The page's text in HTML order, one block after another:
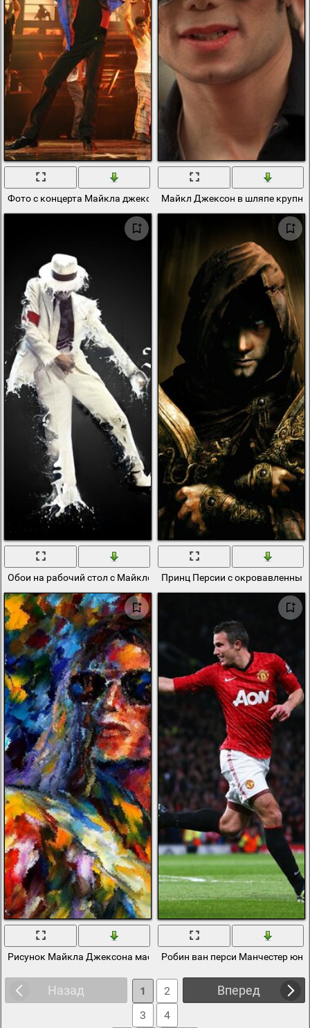
Фото с концерта Майкла джексонаМайкл Джексон в шляпе
Обои на рабочий стол с Майклом Джексоном
Принц Персии с
Рисунок Майкла Джексона масломРобин ван перси Манчестер
Назад Вперед
1
2
3
4